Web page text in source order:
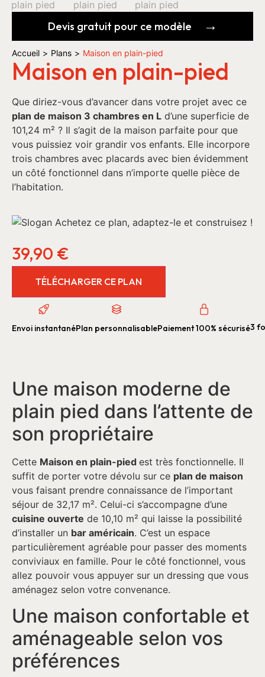
Devis gratuit pour ce modèle
Accueil > Plans > Maison en plain-pied
Maison en plain-pied
Que diriez-vous d’avancer dans votre projet avec ce
plan de maison 3 chambres en L d’une superficie de
101,24 m² ? Il s’agit de la maison parfaite pour que
vous puissiez voir grandir vos enfants. Elle incorpore
trois chambres avec placards avec bien évidemment
un côté fonctionnel dans n’importe quelle pièce de
l’habitation.
39,90 €
TÉLÉCHARGER CE PLAN
Envoi instantanéPlan personnalisablePaiement 100% sécurisé3
Une maison moderne de
plain pied dans l’attente de
son propriétaire
Cette Maison en plain-pied est très fonctionnelle. Il
suffit de porter votre dévolu sur ce plan de maison
vous faisant prendre connaissance de l’important
séjour de 32,17 m². Celui-ci s’accompagne d’une
cuisine ouverte de 10,10 m² qui laisse la possibilité
d’installer un bar américain. C’est un espace
particulièrement agréable pour passer des moments
conviviaux en famille. Pour le côté fonctionnel, vous
allez pouvoir vous appuyer sur un dressing que vous
aménagez selon votre convenance.
Une maison confortable et
aménageable selon vos
préférences